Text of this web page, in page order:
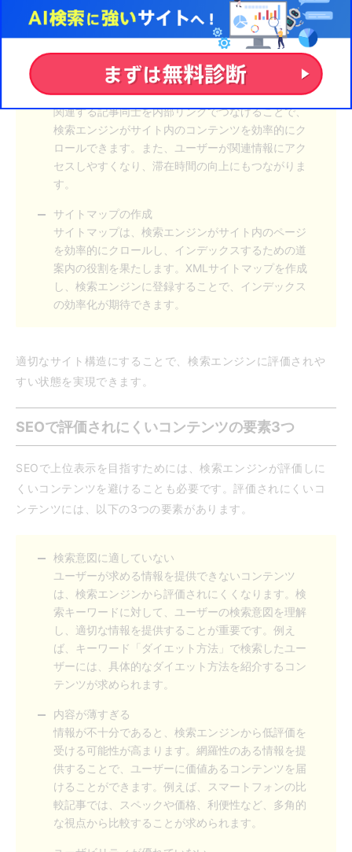
効果的なURL設計
URLは短く、わかりやすく、キーワードを含むこと
で、検索エンジンが内容を理解しやすくなります。
内部リンクの適切な設定
関連する記事同士を内部リンクでつなげることで、
検索エンジンがサイト内のコンテンツを効率的にク
ロールできます。また、ユーザーが関連情報にアク
セスしやすくなり、滞在時間の向上にもつながりま
す。
サイトマップの作成
サイトマップは、検索エンジンがサイト内のページ
を効率的にクロールし、インデックスするための道
案内の役割を果たします。XMLサイトマップを作成
し、検索エンジンに登録することで、インデックス
の効率化が期待できます。
適切なサイト構造にすることで、検索エンジンに評価されや
すい状態を実現できます。
SEOで評価されにくいコンテンツの要素3つ
SEOで上位表示を目指すためには、検索エンジンが評価しに
くいコンテンツを避けることも必要です。評価されにくいコ
ンテンツには、以下の3つの要素があります。
検索意図に適していない
ユーザーが求める情報を提供できないコンテンツ
は、検索エンジンから評価されにくくなります。検
索キーワードに対して、ユーザーの検索意図を理解
し、適切な情報を提供することが重要です。例え
ば、キーワード「ダイエット方法」で検索したユー
ザーには、具体的なダイエット方法を紹介するコン
テンツが求められます。
内容が薄すぎる
情報が不十分であると、検索エンジンから低評価を
受ける可能性が高まります。網羅性のある情報を提
供することで、ユーザーに価値あるコンテンツを届
けることができます。例えば、スマートフォンの比
較記事では、スペックや価格、利便性など、多角的
な視点から比較することが求められます。